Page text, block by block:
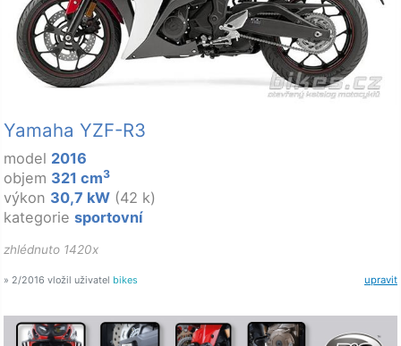
Yamaha YZF-R3
model 2016
objem 321 cm3
výkon 30,7 kW (42 k)
kategorie sportovní
zhlédnuto 1420x
upravit
» 2/2016 vložil uživatel bikes